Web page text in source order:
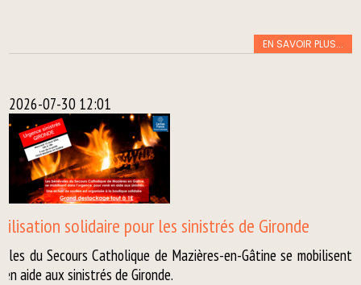
EN SAVOIR PLUS...
2026-07-30 12:01
solidaire pour les sinistrés de Gironde
du Secours Catholique de Mazières-en-Gâtine se mobilisent
aide aux sinistrés de Gironde.